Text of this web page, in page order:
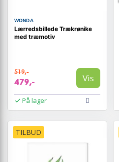
WONDA
Lærredsbillede Trækrønike
med træmotiv
519,-
479,- Vis
På lager
TILBUD